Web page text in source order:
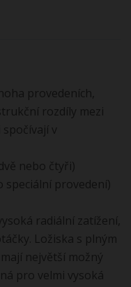
provedeních,
rozdíly mezi
v
nebo čtyři)
speciální provedení)
radiální zatížení,
Ložiska s plným
největší možný
pro velmi vysoká